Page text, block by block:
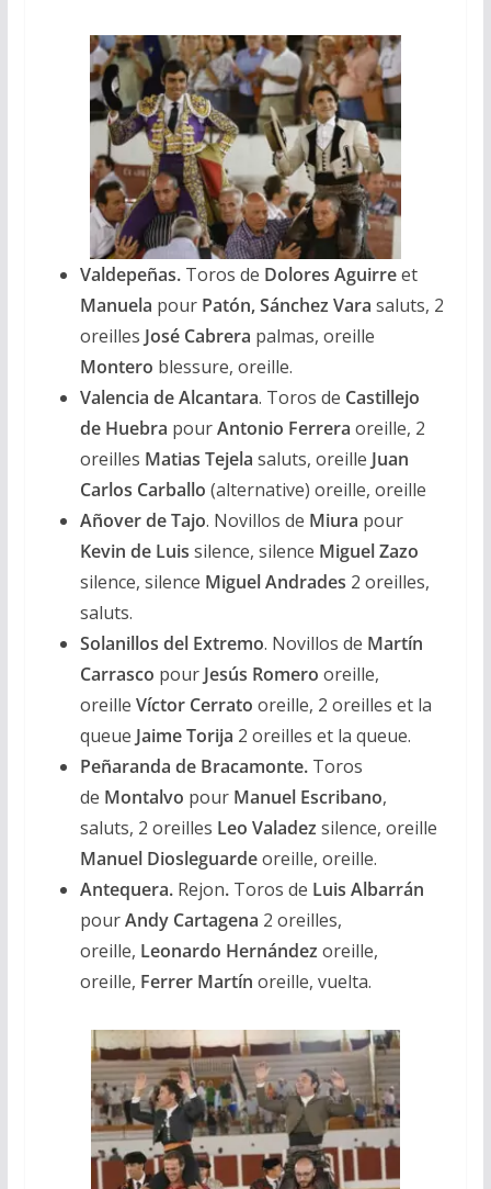
Valdepeñas. Toros de Dolores Aguirreet
Manuela pourPatón, Sánchez Vara saluts, 2
oreilles José Cabrera palmas, oreille
Montero blessure, oreille.
Valencia de Alcantara. Toros de Castillejo
de Huebra pourAntonio Ferrera oreille, 2
oreilles Matias Tejela saluts, oreille Juan
Carlos Carballo (alternative) oreille, oreille
Añover de Tajo. Novillos de Miura pour
Kevin de Luis silence, silence Miguel Zazo
silence, silence Miguel Andrades 2 oreilles,
saluts.
Solanillos del Extremo. Novillos de Martín
Carrasco pourJesús Romero oreille,
oreille Víctor Cerrato oreille, 2 oreilles et la
queue Jaime Torija 2 oreilles et la queue.
Peñaranda de Bracamonte. Toros
de Montalvo pourManuel Escribano,
saluts, 2 oreilles Leo Valadez silence, oreille
Manuel Diosleguardeoreille, oreille.
Antequera. Rejon. Toros de Luis Albarrán
pourAndy Cartagena 2 oreilles,
oreille, Leonardo Hernández oreille,
oreille, Ferrer Martín oreille, vuelta.